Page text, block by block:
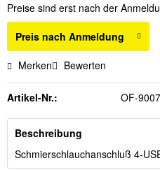
Preise sind erst nach der
Preis nach Anmeldung
Merken Bewerten
Artikel-Nr.: OF-
Beschreibung
Schmierschlauchanschluß 4-